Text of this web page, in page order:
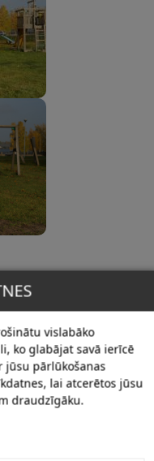
vislabāko
ko glabājat savā ierīcē
jūsu pārlūkošanas
lai atcerētos jūsu
draudzīgāku.